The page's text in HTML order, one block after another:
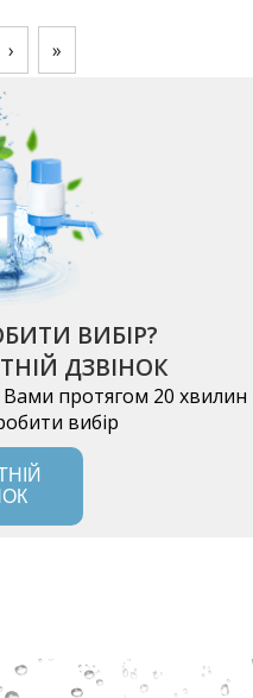
› »
ВИБІР?
ДЗВІНОК
протягом 20 хвилин
вибір